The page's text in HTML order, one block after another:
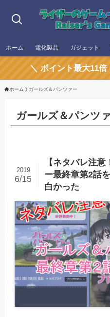
ホーム 電化製品 ガジェット
＼ ポイント最大11倍
ホーム ガールズ＆パンツァー
ガールズ＆パンツ
【ネタバレ注
ー最終章第2話
白かった
2019
6/15